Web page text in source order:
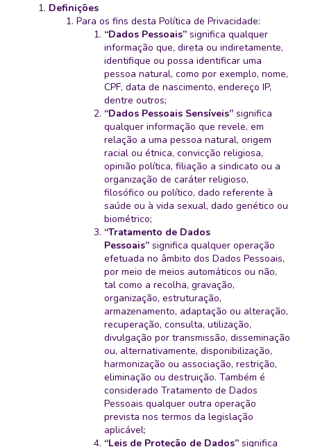
Definições
Para os fins desta Política de Privacidade:
“Dados Pessoais” significa qualquer
informação que, direta ou indiretamente,
identifique ou possa identificar uma
pessoa natural, como por exemplo, nome,
CPF, data de nascimento, endereço IP,
dentre outros;
“Dados Pessoais Sensíveis” significa
qualquer informação que revele, em
relação a uma pessoa natural, origem
racial ou étnica, convicção religiosa,
opinião política, filiação a sindicato ou a
organização de caráter religioso,
filosófico ou político, dado referente à
saúde ou à vida sexual, dado genético ou
biométrico;
“Tratamento de Dados
Pessoais” significa qualquer operação
efetuada no âmbito dos Dados Pessoais,
por meio de meios automáticos ou não,
tal como a recolha, gravação,
organização, estruturação,
armazenamento, adaptação ou alteração,
recuperação, consulta, utilização,
divulgação por transmissão, disseminação
ou, alternativamente, disponibilização,
harmonização ou associação, restrição,
eliminação ou destruição. Também é
considerado Tratamento de Dados
Pessoais qualquer outra operação
prevista nos termos da legislação
aplicável;
“Leis de Proteção de Dados” significa